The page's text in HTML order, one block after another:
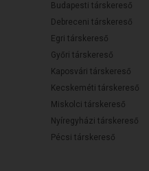
Budapesti társkereső
Debreceni társkereső
Egri társkereső
Győri társkereső
Kaposvári társkereső
Kecskeméti társkereső
Miskolci társkereső
Nyíregyházi társkereső
Pécsi társkereső